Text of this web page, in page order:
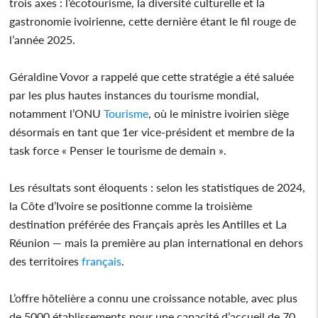
gastronomie ivoirienne, cette dernière étant le fil rouge de
l’année 2025.
Géraldine Vovor a rappelé que cette stratégie a été saluée
par les plus hautes instances du tourisme mondial,
notamment l’ONUTourisme , où le ministre ivoirien siège
désormais en tant que 1er vice-président et membre de la
task force « Penser le tourisme de demain ».
Les résultats sont éloquents : selon les statistiques de 2024,
la Côte d’Ivoire se positionne comme la troisième
destination préférée des Français après les Antilles et La
Réunion — mais la première au plan international en dehors
des territoires français
L’offre hôtelière a connu une croissance notable, avec plus